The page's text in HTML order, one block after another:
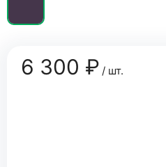
6 300 ₽/ шт.